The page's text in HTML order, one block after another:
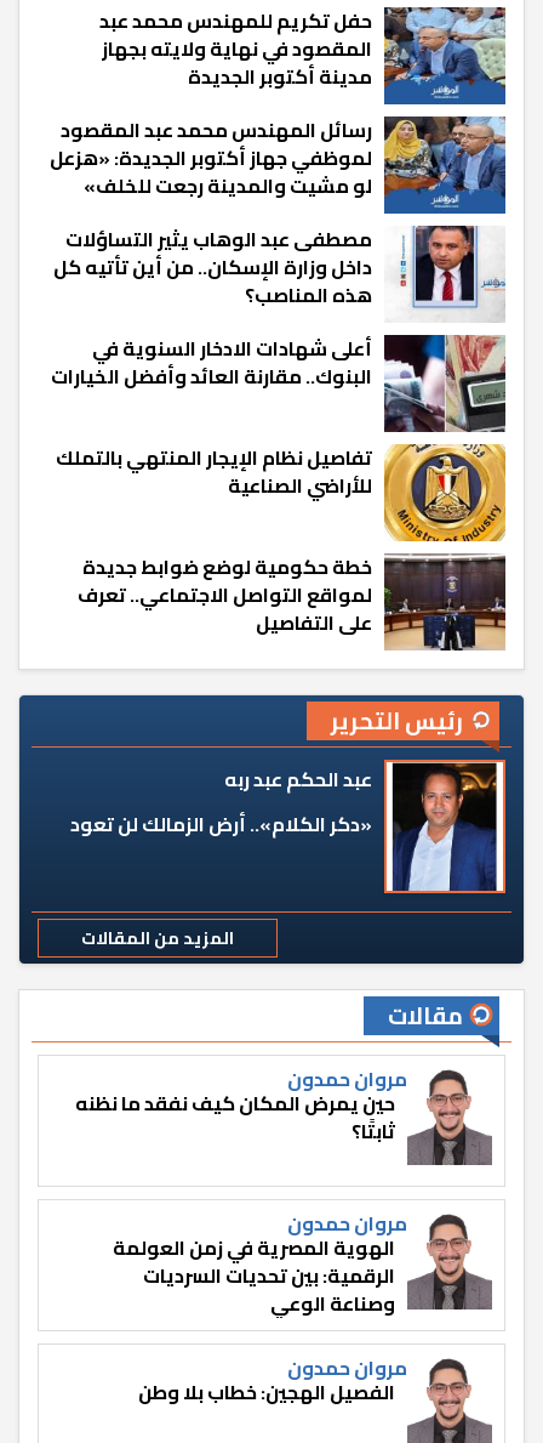
حفل تكريم للمهندس محمد عبد
المقصود في نهاية ولايته بجهاز
مدينة أكتوبر الجديدة
رسائل المهندس محمد عبد المقصود
لموظفي جهاز أكتوبر الجديدة: «هزعل
لو مشيت والمدينة رجعت للخلف»
مصطفى عبد الوهاب يثير التساؤلات
داخل وزارة الإسكان.. من أين تأتيه كل
هذه المناصب؟
أعلى شهادات الادخار السنوية في
البنوك.. مقارنة العائد وأفضل الخيارات
تفاصيل نظام الإيجار المنتهي بالتملك
للأراضي الصناعية
خطة حكومية لوضع ضوابط جديدة
لمواقع التواصل الاجتماعي.. تعرف
على التفاصيل
رئيس التحرير
عبد الحكم عبد ربه
«دكر الكلام».. أرض الزمالك لن تعود
المزيد من المقالات
مقالات
مروان حمدون
حين يمرض المكان كيف نفقد ما نظنه
ثابتًا؟
مروان حمدون
الهوية المصرية في زمن العولمة
الرقمية: بين تحديات السرديات
وصناعة الوعي
مروان حمدون
الفصيل الهجين: خطاب بلا وطن